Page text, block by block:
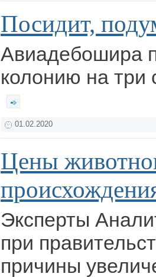
Посидит,
Авиадебошира
колонию на три
01.02.2020
Цены
Эксперты
при
причины